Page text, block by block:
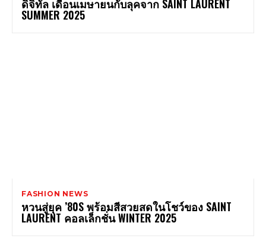
ดิจิทัล เดือนเมษายนกับลุคจาก SAINT LAURENT
SUMMER 2025
FASHION NEWS
หวนสู่ยุค ’80S พร้อมสีสวยสดในโชว์ของ SAINT
LAURENT คอลเล็กชั่น WINTER 2025